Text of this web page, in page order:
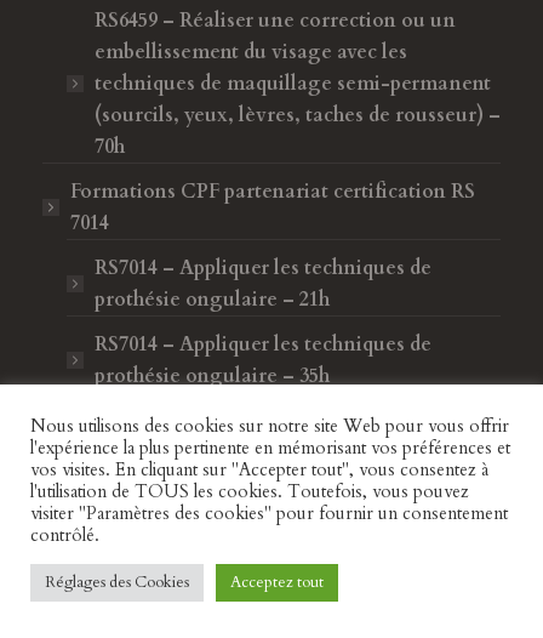
RS6459 – Réaliser une correction ou un
embellissement du visage avec les
techniques de maquillage semi-permanent
(sourcils, yeux, lèvres, taches de rousseur) –
70h
Formations CPFpartenariat certification RS
7014
RS7014 – Appliquer les techniques de
prothésie ongulaire – 21h
RS7014 – Appliquer les techniques de
prothésie ongulaire – 35h
RS7014 – Appliquer les techniques de
prothésie ongulaire – 70h
Téléchargez le catalogue de formations
Livre d’Or
Nous utilisons des cookies sur notre site Web pour vous offrir
l'expérience la plus pertinente en mémorisant vos préférences et
vos visites. En cliquant sur "Accepter tout", vous consentez à
l'utilisation de TOUS les cookies. Toutefois, vous pouvez
visiter "Paramètres des cookies" pour fournir un consentement
contrôlé.
Réglages des Cookies Acceptez tout